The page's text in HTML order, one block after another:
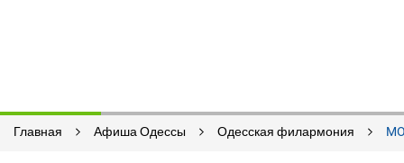
Главная Афиша Одессы Одесская филармония